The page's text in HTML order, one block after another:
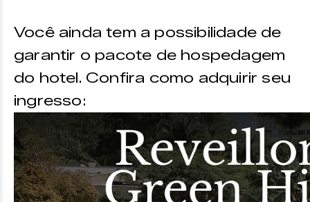
Você ainda tem a possibilidade de
garantir o pacote de hospedagem
do hotel. Confira como adquirir seu
ingresso: